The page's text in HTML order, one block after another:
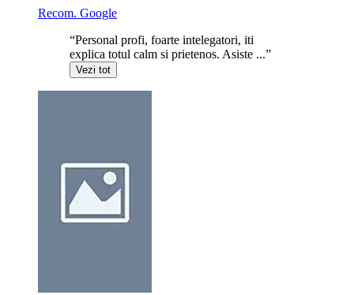
Recom. Google
“Personal profi, foarte intelegatori, iti
explica totul calm si prietenos. Asiste ...”
Vezi tot